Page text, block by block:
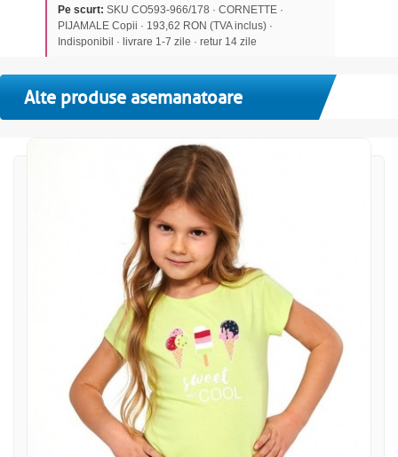
Pe scurt: SKU CO593-966/178 · CORNETTE ·
PIJAMALE Copii · 193,62 RON (TVA inclus) ·
Indisponibil · livrare 1-7 zile · retur 14 zile
Alte produse asemanatoare